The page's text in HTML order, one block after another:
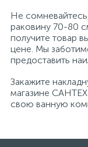
Не
раковину 70-80
получите товар
цене. Мы
предоставить
Закажите
магазине
свою ванную